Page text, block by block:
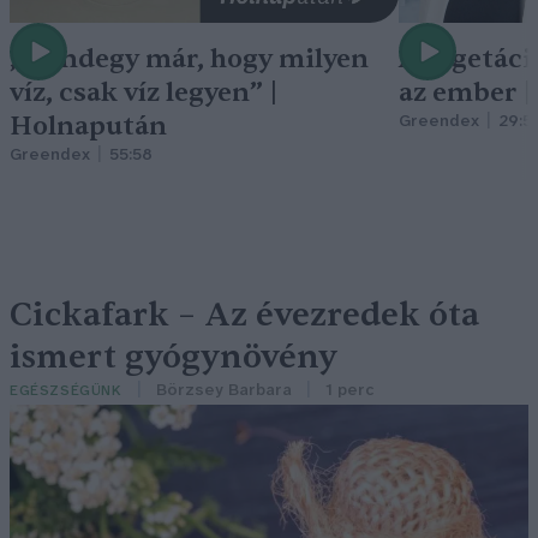
„Mindegy már, hogy milyen
víz, csak víz legyen” |
Holnapután
Greendex 55:58
A
az ember
Greendex
Cickafark – Az évezredek óta
ismert gyógynövény
EGÉSZSÉGÜNK Börzsey Barbara 1 perc